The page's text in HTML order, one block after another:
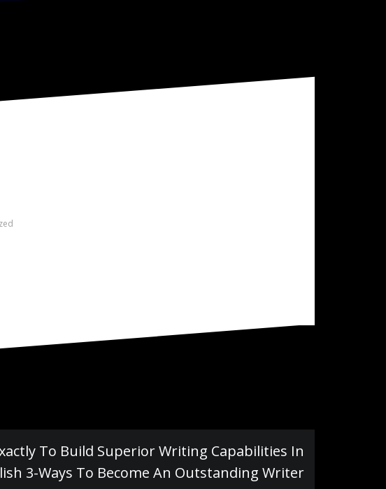
To Build Superior Writing Capabilities In
3-Ways To Become An Outstanding Writer